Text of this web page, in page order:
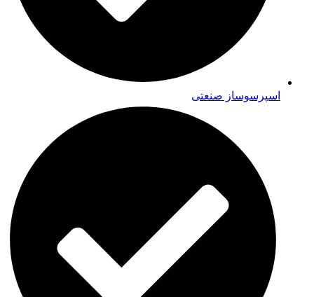
اسپرسوساز صنعتی